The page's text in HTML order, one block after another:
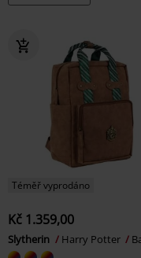
Téměř vyprodáno
Kč 1.359,00
Slytherin Harry Potter